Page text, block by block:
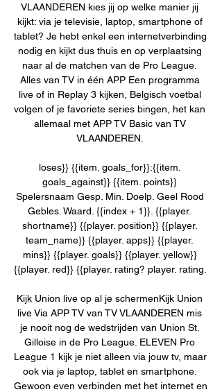
VLAANDEREN kies jij op welke manier jij
kijkt: via je televisie, laptop, smartphone of
tablet? Je hebt enkel een internetverbinding
nodig en kijkt dus thuis en op verplaatsing
naar al de matchen van de Pro League.
Alles van TV in één APP Een programma
live of in Replay 3 kijken, Belgisch voetbal
volgen of je favoriete series bingen, het kan
allemaal met APP TV Basic van TV
VLAANDEREN.
loses}} {{item. goals_for}}:{{item.
goals_against}} {{item. points}}
Spelersnaam Gesp. Min. Doelp. Geel Rood
Gebles. Waard. {{index + 1}}. {{player.
shortname}} {{player. position}} {{player.
team_name}} {{player. apps}} {{player.
mins}} {{player. goals}} {{player. yellow}}
{{player. red}} {{player. rating? player. rating.
Kijk Union live op al je schermenKijk Union
live Via APP TV van TV VLAANDEREN mis
je nooit nog de wedstrijden van Union St.
Gilloise in de Pro League. ELEVEN Pro
League 1 kijk je niet alleen via jouw tv, maar
ook via je laptop, tablet en smartphone.
Gewoon even verbinden met het internet en